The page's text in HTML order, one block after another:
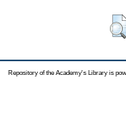
Repository of the Academy's Library is